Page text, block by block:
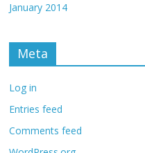
January 2014
Meta
Log in
Entries feed
Comments feed